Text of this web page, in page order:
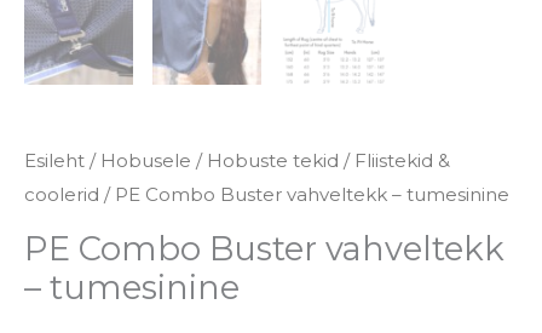
Esileht / Hobusele / Hobuste tekid / Fliistekid &
coolerid / PE Combo Buster vahveltekk – tumesinine
PE Combo Buster vahveltekk
– tumesinine